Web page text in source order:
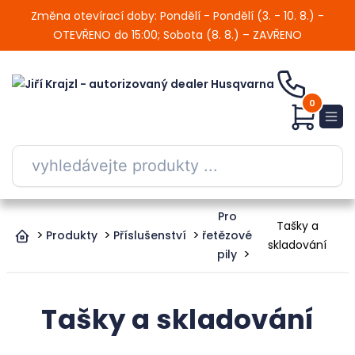
Změna otevírací doby: Pondělí - Pondělí (3. - 10. 8.) -
OTEVŘENO do 15:00; Sobota (8. 8.) – ZAVŘENO
0
Produkty Příslušenství
Pro
řetězové
pily
Tašky a
skladování
Tašky a skladování